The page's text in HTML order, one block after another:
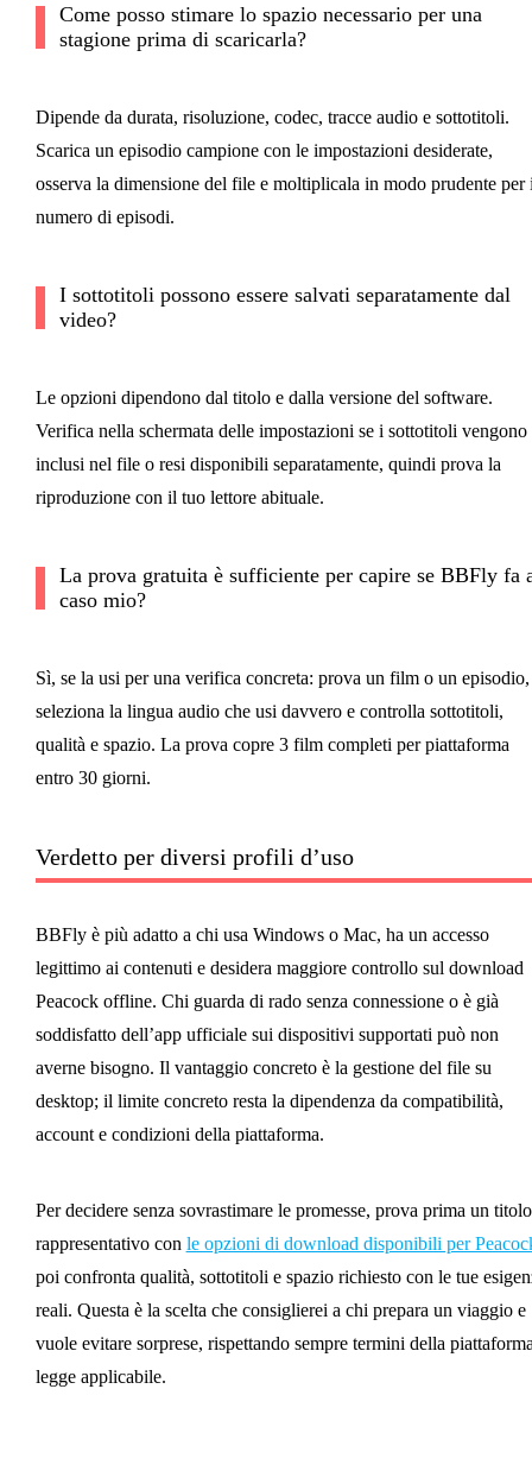
Come posso stimare lo spazio necessario per una
stagione prima di scaricarla?
Dipende da durata, risoluzione, codec, tracce audio e sottotitoli.
Scarica un episodio campione con le impostazioni desiderate,
osserva la dimensione del file e moltiplicala in modo prudente per
numero di episodi.
I sottotitoli possono essere salvati separatamente dal
video?
Le opzioni dipendono dal titolo e dalla versione del software.
Verifica nella schermata delle impostazioni se i sottotitoli vengono
inclusi nel file o resi disponibili separatamente, quindi prova la
riproduzione con il tuo lettore abituale.
La prova gratuita è sufficiente per capire se BBFly fa
caso mio?
Sì, se la usi per una verifica concreta: prova un film o un episodio,
seleziona la lingua audio che usi davvero e controlla sottotitoli,
qualità e spazio. La prova copre 3 film completi per piattaforma
entro 30 giorni.
Verdetto per diversi profili d’uso
BBFly è più adatto a chi usa Windows o Mac, ha un accesso
legittimo ai contenuti e desidera maggiore controllo sul download
Peacock offline. Chi guarda di rado senza connessione o è già
soddisfatto dell’app ufficiale sui dispositivi supportati può non
averne bisogno. Il vantaggio concreto è la gestione del file su
desktop; il limite concreto resta la dipendenza da compatibilità,
account e condizioni della piattaforma.
Per decidere senza sovrastimare le promesse, prova prima un titolo
rappresentativo con le opzioni di download disponibili per
poi confronta qualità, sottotitoli e spazio richiesto con le tue
reali. Questa è la scelta che consiglierei a chi prepara un viaggio e
vuole evitare sorprese, rispettando sempre termini della
legge applicabile.